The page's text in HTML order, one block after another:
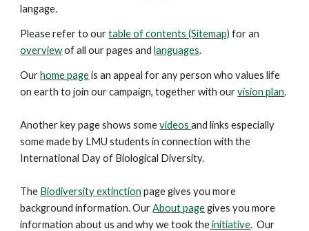
langage.
Please refer to ourtable of contents (Sitemap) for an
overviewof all our pages andlanguages.
Ourhome pageis an appeal for any person who values life
on earth to join our campaign, together with ourvision plan.
Another keypageshows somevideosand links especially
some made by LMU students in connection with the
International Day of Biological Diversity.
The Biodiversity extinction page gives you more
background information. OurAbout pagegives you more
information about us and why we took theinitiative. Our